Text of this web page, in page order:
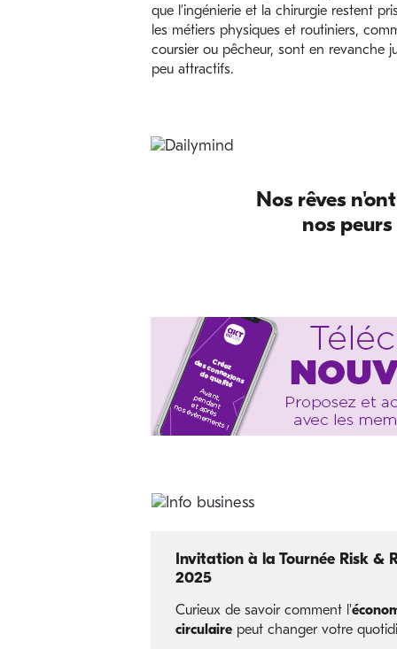
que l’ingénierie et la chirurgie restent
les métiers physiques et routiniers,
coursier ou pêcheur, sont en revanche
peu attractifs.
Nos rêves
nos
Invitation à la Tournée Risk &
2025
Curieux de savoir comment l'
circulairepeut changer votre